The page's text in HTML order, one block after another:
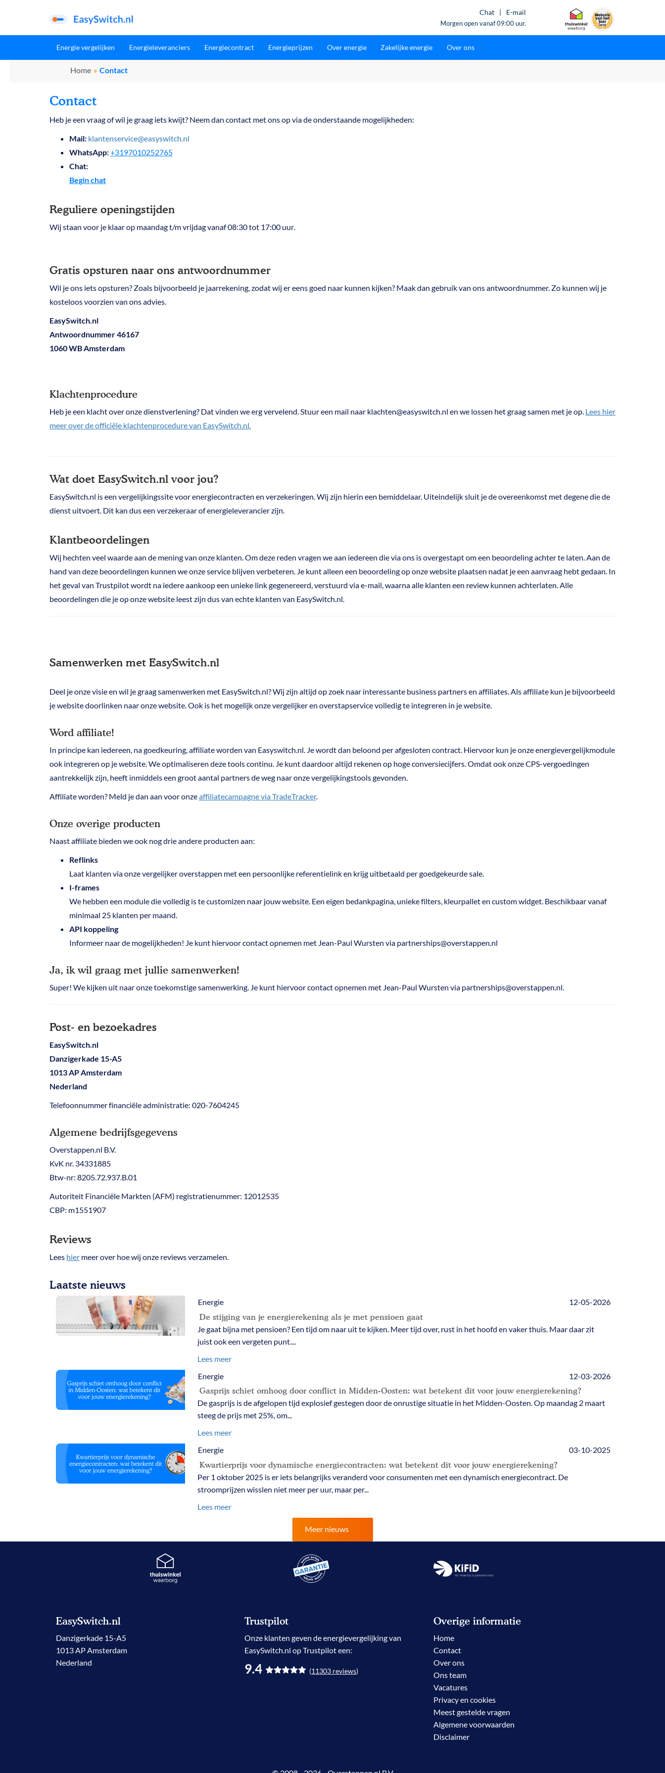
Chat | E-mail
Morgen open vanaf 09:00 uur.
Energie vergelijken Energieleveranciers Energiecontract Energieprijzen Over energie Zakelijke energie Over ons
Home » Contact
Contact
Heb je een vraag of wil je graag iets kwijt? Neem dan contact met ons op via de onderstaande mogelijkheden:
Mail: klantenservice@easyswitch.nl
WhatsApp:+3197010252765
Chat:
Begin chat
Reguliere openingstijden
Wij staan voor je klaar op maandag t/m vrijdag vanaf 08:30 tot 17:00 uur.
Gratis opsturen naar ons antwoordnummer
Wil je ons iets opsturen? Zoals bijvoorbeeld je jaarrekening, zodat wij er eens goed naar kunnen kijken? Maak dan gebruik van ons antwoordnummer. Zo kunnen wij je
kosteloos voorzien van ons advies.
EasySwitch.nl
Antwoordnummer 46167
1060 WB Amsterdam
Klachtenprocedure
Heb je een klacht over onze dienstverlening? Dat vinden we erg vervelend. Stuur een mail naar klachten@easyswitch.nl en we lossen het graag samen met je op. Lees hier
meer over de officiële klachtenprocedure van EasySwitch.nl.
Wat doet EasySwitch.nl voor jou?
EasySwitch.nl is een vergelijkingssite voor energiecontracten en verzekeringen. Wij zijn hierin een bemiddelaar. Uiteindelijk sluit je de overeenkomst met degene die de
dienst uitvoert. Dit kan dus een verzekeraar of energieleverancier zijn.
Klantbeoordelingen
Wij hechten veel waarde aan de mening van onze klanten. Om deze reden vragen we aan iedereen die via ons is overgestapt om een beoordeling achter te laten. Aan de
hand van deze beoordelingen kunnen we onze service blijven verbeteren. Je kunt alleen een beoordeling op onze website plaatsen nadat je een aanvraag hebt gedaan. In
het geval van Trustpilot wordt na iedere aankoop een unieke link gegenereerd, verstuurd via e-mail, waarna alle klanten een review kunnen achterlaten. Alle
beoordelingen die je op onze website leest zijn dus van echte klanten van EasySwitch.nl.
Samenwerken met EasySwitch.nl
Deel je onze visie en wil je graag samenwerken met EasySwitch.nl? Wij zijn altijd op zoek naar interessante business partners en affiliates. Als affiliate kun je bijvoorbeeld
je website doorlinken naar onze website. Ook is het mogelijk onze vergelijker en overstapservice volledig te integreren in je website.
Word affiliate!
In principe kan iedereen, na goedkeuring, affiliate worden van Easyswitch.nl. Je wordt dan beloond per afgesloten contract. Hiervoor kun je onze energievergelijkmodule
ook integreren op je website. We optimaliseren deze tools continu. Je kunt daardoor altijd rekenen op hoge conversiecijfers. Omdat ook onze CPS-vergoedingen
aantrekkelijk zijn, heeft inmiddels een groot aantal partners de weg naar onze vergelijkingstools gevonden.
Affiliate worden? Meld je dan aan voor onzeaffiliatecampagne via TradeTracker.
Onze overige producten
Naast affiliate bieden we ook nog drie andere producten aan:
Reflinks
Laat klanten via onze vergelijker overstappen met een persoonlijke referentielink en krijg uitbetaald per goedgekeurde sale.
I-frames
We hebben een module die volledig is te customizen naar jouw website. Een eigen bedankpagina, unieke filters, kleurpallet en custom widget. Beschikbaar vanaf
minimaal 25 klanten per maand.
API koppeling
Informeer naar de mogelijkheden! Je kunt hiervoor contact opnemen met Jean-Paul Wursten via partnerships@overstappen.nl
Ja, ik wil graag met jullie samenwerken!
Super! We kijken uit naar onze toekomstige samenwerking. Je kunt hiervoor contact opnemen met Jean-Paul Wursten via partnerships@overstappen.nl.
Post- en bezoekadres
EasySwitch.nl
Danzigerkade 15-A5
1013 AP Amsterdam
Nederland
Telefoonnummer financiële administratie: 020-7604245
Algemene bedrijfsgegevens
Overstappen.nl B.V.
KvK nr. 34331885
Btw-nr: 8205.72.937.B.01
Autoriteit Financiële Markten (AFM) registratienummer: 12012535
CBP: m1551907
Reviews
Lees hier meer over hoe wij onze reviews verzamelen.
Laatste nieuws
Energie 12-05-2026
De stijging van je energierekening als je met pensioen gaat
Je gaat bijna met pensioen? Een tijd om naar uit te kijken. Meer tijd over, rust in het hoofd en vaker thuis. Maar daar zit
juist ook een vergeten punt....
Lees meer
Energie
12-03-2026
Gasprijs schiet omhoog door conflict in Midden-Oosten: wat betekent dit voor jouw energierekening?
De gasprijs is de afgelopen tijd explosief gestegen door de onrustige situatie in het Midden-Oosten. Op maandag 2 maart
steeg de prijs met 25%, om...
Lees meer
Energie
03-10-2025
Kwartierprijs voor dynamische energiecontracten: wat betekent dit voor jouw energierekening?
Per 1 oktober 2025 is er iets belangrijks veranderd voor consumenten met een dynamisch energiecontract. De
stroomprijzen wisslen niet meer per uur, maar per...
Lees meer
Meer nieuws
EasySwitch.nl
Danzigerkade 15-A5
1013 AP Amsterdam
Nederland
Trustpilot
Onze klanten geven deenergievergelijkingvan
EasySwitch.nl op Trustpilot een:
9.4 (11303 reviews)
Overige informatie
Home
Contact
Over ons
Ons team
Vacatures
Privacy en cookies
Meest gestelde vragen
Algemene voorwaarden
Disclaimer